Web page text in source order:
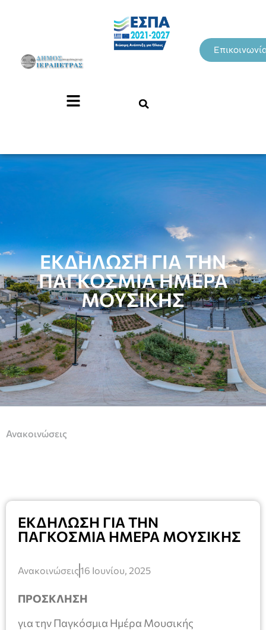
ΕΚΔΗΛΩΣΗ ΓΙΑ ΤΗΝ
ΠΑΓΚΟΣΜΙΑ ΗΜΕΡΑ
ΜΟΥΣΙΚΗΣ
Ανακοινώσεις
ΕΚΔΗΛΩΣΗ ΓΙΑ ΤΗΝ
ΠΑΓΚΟΣΜΙΑ ΗΜΕΡΑ ΜΟΥΣΙΚΗΣ
Ανακοινώσεις16 Ιουνίου, 2025
ΠΡΟΣΚΛΗΣΗ
για την Παγκόσμια Ημέρα Μουσικής